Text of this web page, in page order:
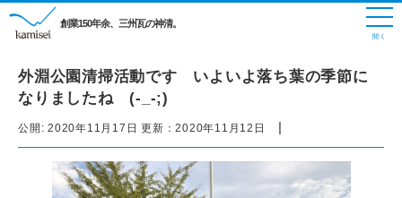
創業150年余、三州瓦の神清。
外淵公園清掃活動です いよいよ落ち葉の季節に
なりましたね (-_-;)
公開: 2020年11月17日 更新：2020年11月12日 |